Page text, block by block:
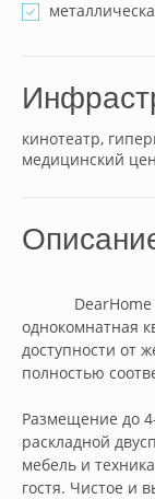
кинотеатр,
медицинский
однокомнатная
доступности от
полностью
Размещение до
раскладной
мебель и
гостя. Чистое и